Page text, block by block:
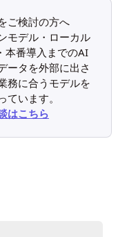
ご検討の方へ
モデル・ローカル
本番導入までのAI
ータを外部に出さ
務に合うモデルを
います。
はこちら